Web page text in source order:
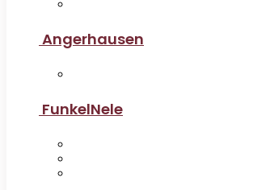
Angerhausen
FunkelNele